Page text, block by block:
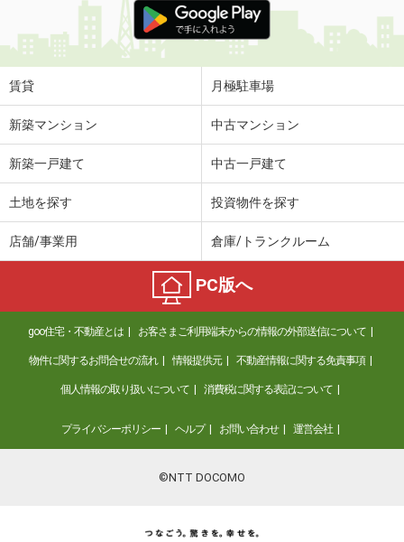
賃貸 月極駐車場
新築マンション 中古マンション
新築一戸建て 中古一戸建て
土地を探す 投資物件を探す
店舗/事業用 倉庫/トランクルーム
PC版へ
goo住宅・不動産とは お客さまご利用端末からの情報の外部送信について
物件に関するお問合せの流れ 情報提供元 不動産情報に関する免責事項
個人情報の取り扱いについて 消費税に関する表記について
プライバシーポリシー ヘルプ お問い合わせ 運営会社
©NTT DOCOMO